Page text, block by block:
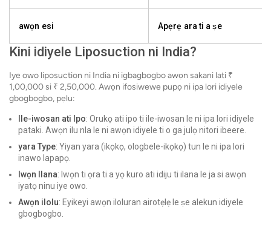
awọn esi Apẹrẹ ara ti a ṣe
Kini idiyele Liposuction ni India?
Iye owo liposuction ni India ni igbagbogbo awọn sakani lati ₹
1,00,000 si ₹ 2,50,000. Awọn ifosiwewe pupọ ni ipa lori idiyele
gbogbogbo, pẹlu:
Ile-iwosan ati Ipo: Orukọ ati ipo ti ile-iwosan le ni ipa lori idiyele
pataki. Awọn ilu nla le ni awọn idiyele ti o ga julọ nitori ibeere.
yara Type: Yiyan yara (ikọkọ, ologbele-ikọkọ) tun le ni ipa lori
inawo lapapọ.
Iwọn Ilana: Iwọn ti ọra ti a yọ kuro ati idiju ti ilana le ja si awọn
iyatọ ninu iye owo.
Awọn ilolu: Eyikeyi awọn iloluran airotẹlẹ le ṣe alekun idiyele
gbogbogbo.